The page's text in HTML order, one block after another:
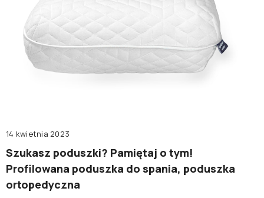
14 kwietnia 2023
Szukasz poduszki? Pamiętaj o tym!
Profilowana poduszka do spania, poduszka
ortopedyczna